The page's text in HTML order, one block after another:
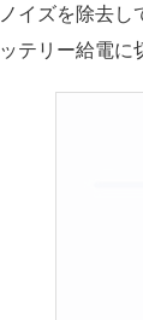
ノイズを除去
ッテリー給電に